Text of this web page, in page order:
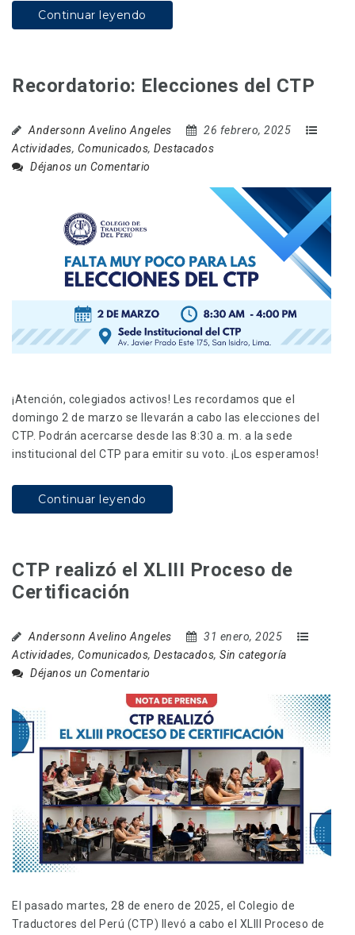
Continuar leyendo
Recordatorio: Elecciones del CTP
Andersonn Avelino Angeles
26 febrero, 2025
Actividades, Comunicados, Destacados
Déjanos un Comentario
¡Atención, colegiados activos! Les recordamos que el
domingo 2 de marzo se llevarán a cabo las elecciones del
CTP. Podrán acercarse desde las 8:30 a. m. a la sede
institucional del CTP para emitir su voto. ¡Los esperamos!
Continuar leyendo
CTP realizó el XLIII Proceso de
Certificación
Andersonn Avelino Angeles
31 enero, 2025
Actividades, Comunicados, Destacados, Sin categoría
Déjanos un Comentario
El pasado martes, 28 de enero de 2025, el Colegio de
Traductores del Perú (CTP) llevó a cabo el XLIII Proceso de